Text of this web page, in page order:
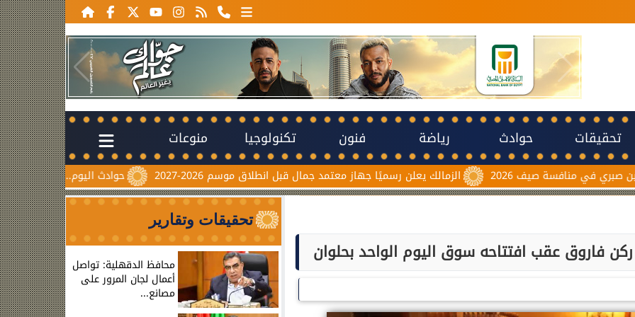
تحقيقات حوادث رياضة فنون تكنولوجيا منوعات
حوادث اليوم.. إصابة 6 أشخاص في انقلاب ميكروباص بالسلام ومصرع طالبين بالشرقية الزمالك يعلن رسميًا جهاز معتمد جمال قبل انطلاق موسم 2026-2027 صيف 2026
فاروق عقب افتتاحه سوق اليوم الواحد بحلوان
تحقيقات وتقارير
محافظ الدقهلية: تواصل
أعمال لجان المرور على
مصانع...